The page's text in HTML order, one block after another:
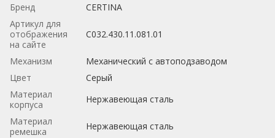
Бренд
CERTINA
Артикул для
отображения
на сайте
C032.430.11.081.01
Механизм
Механический с автоподзаводом
Цвет
Серый
Материал
корпуса
Нержавеющая сталь
Материал
ремешка
Нержавеющая сталь